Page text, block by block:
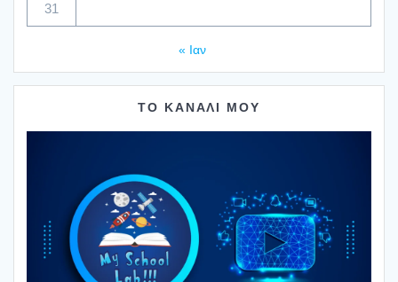
31
« Ιαν
ΤΟ ΚΑΝΑΛΙ ΜΟΥ